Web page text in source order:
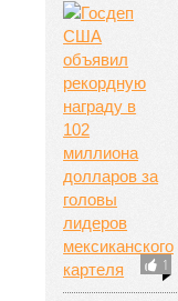
1